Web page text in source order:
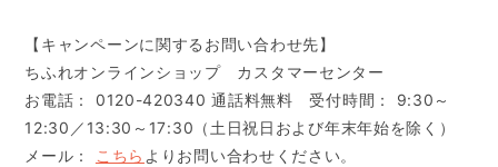
【キャンペーンに関するお問い合わせ先】
ちふれオンラインショップ カスタマーセンター
お電話： 0120-420340 通話料無料 受付時間： 9:30～
12:30／13:30～17:30（土日祝日および年末年始を除く）
メール：
こちら よりお問い合わせください。